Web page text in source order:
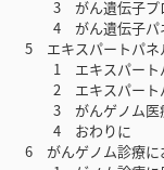
3 がん遺伝子プロ
4 がん遺伝子パネ
5 エキスパートパネ
1 エキスパートパ
2 エキスパートパ
3 がんゲノム医療
4 おわりに
6 がんゲノム診療に